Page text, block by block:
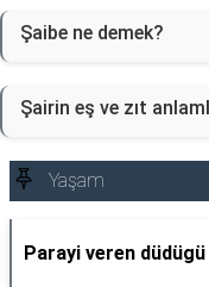
Şaibe ne demek?
Şairin eş ve zıt
Yaşam
Parayi veren